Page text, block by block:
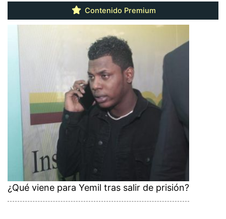
Contenido Premium
¿Qué viene para Yemil tras salir de prisión?